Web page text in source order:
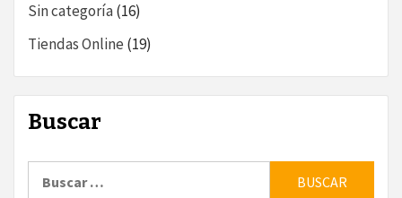
Sin categoría(16)
Tiendas Online (19)
Buscar